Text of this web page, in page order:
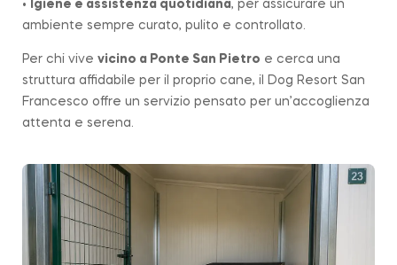
•
Igiene e assistenza quotidiana, per assicurare un
ambiente sempre curato, pulito e controllato.
Per chi vive vicino a Ponte San Pietro e cerca una
struttura affidabile per il proprio cane, il Dog Resort San
Francesco offre un servizio pensato per un’accoglienza
attenta e serena.